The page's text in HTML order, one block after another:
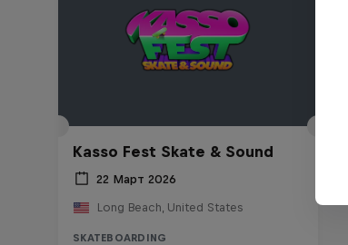
Kasso Fest Skate & Sound
22 Март 2026
Long Beach, United States
SKATEBOARDING